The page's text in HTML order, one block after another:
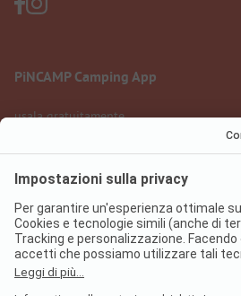
PiNCAMP Camping App
usala gratuitamente
Informazione legale
Protezione dati
Regolamento sui servizi digitali